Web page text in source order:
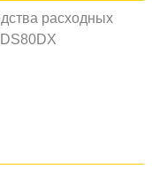
расходных